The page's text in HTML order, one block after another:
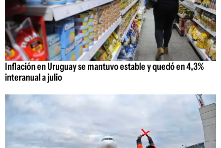
Inflación en Uruguay se mantuvo estable y quedó en 4,3%
interanual a julio